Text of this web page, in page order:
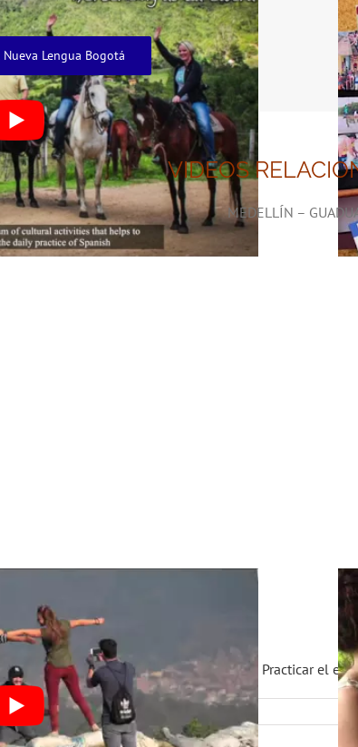
Lengua Bogotá
VIDEOS
MEDELLÍN –
,Estudiantes extranjeros en Bogotá Practicar el